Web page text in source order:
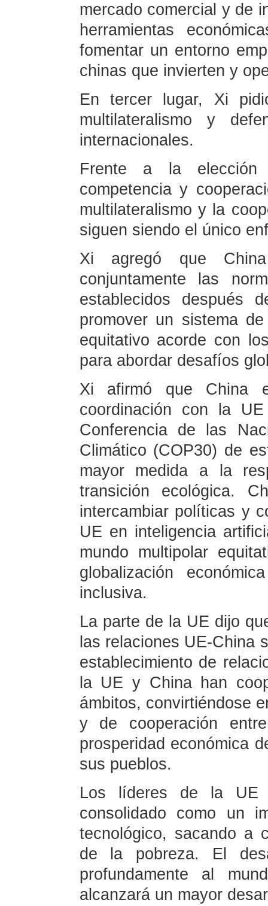
mercado comercial y de
herramientas
fomentar un entorno
chinas que invierten y
En tercer lugar, Xi
multilateralismo y
internacionales.
Frente a la
competencia y
multilateralismo y la
siguen siendo el único
Xi agregó que
conjuntamente las
establecidos después
promover un sistema
equitativo acorde con
para abordar desafíos
Xi afirmó que China
coordinación con la
Conferencia de las
Climático (COP30) de
mayor medida a la
transición ecológica.
intercambiar políticas y
UE en inteligencia
mundo multipolar
globalización
inclusiva.
La parte de la UE dijo
las relaciones UE-China
establecimiento de
la UE y China han
ámbitos, convirtiéndose
y de cooperación
prosperidad económica
sus pueblos.
Los líderes de la UE
consolidado como un
tecnológico, sacando a
de la pobreza. El
profundamente al
alcanzará un mayor